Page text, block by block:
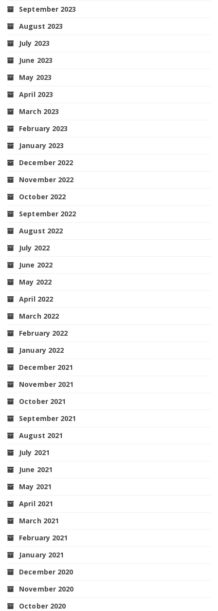
September 2023
August 2023
July 2023
June 2023
May 2023
April 2023
March 2023
February 2023
January 2023
December 2022
November 2022
October 2022
September 2022
August 2022
July 2022
June 2022
May 2022
April 2022
March 2022
February 2022
January 2022
December 2021
November 2021
October 2021
September 2021
August 2021
July 2021
June 2021
May 2021
April 2021
March 2021
February 2021
January 2021
December 2020
November 2020
October 2020